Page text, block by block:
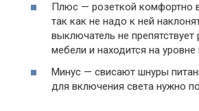
Плюс — розеткой комфортно
так как не надо к ней
выключатель не
мебели и находится на уровне
Минус — свисают шнуры
для включения света нужно